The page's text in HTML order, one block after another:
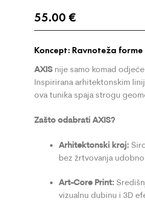
55.00€
Koncept: Ravnoteža
AXIS nije samo komad
Inspirirana arhitektonskim
ova tunika spaja strogu
Zašto odabrati AXIS?
Arhitektonski kroj:
bez žrtvovanja
Art-Core Print:
vizualnu dubinu i 3D